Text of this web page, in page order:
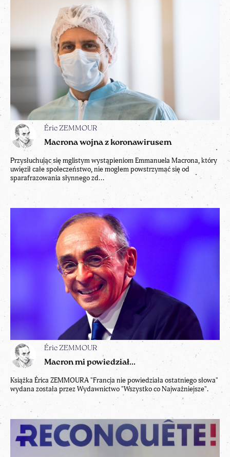
Éric ZEMMOUR
Macrona wojna z koronawirusem
Przysłuchując się mglistym wystąpieniom Emmanuela Macrona, który
uwięził całe społeczeństwo, nie mogłem powstrzymać się od
sparafrazowania słynnego zd...
Éric ZEMMOUR
Macron mi powiedział...
Książka Érica ZEMMOURA "Francja nie powiedziała ostatniego słowa"
wydana została przez Wydawnictwo "Wszystko co Najważniejsze".